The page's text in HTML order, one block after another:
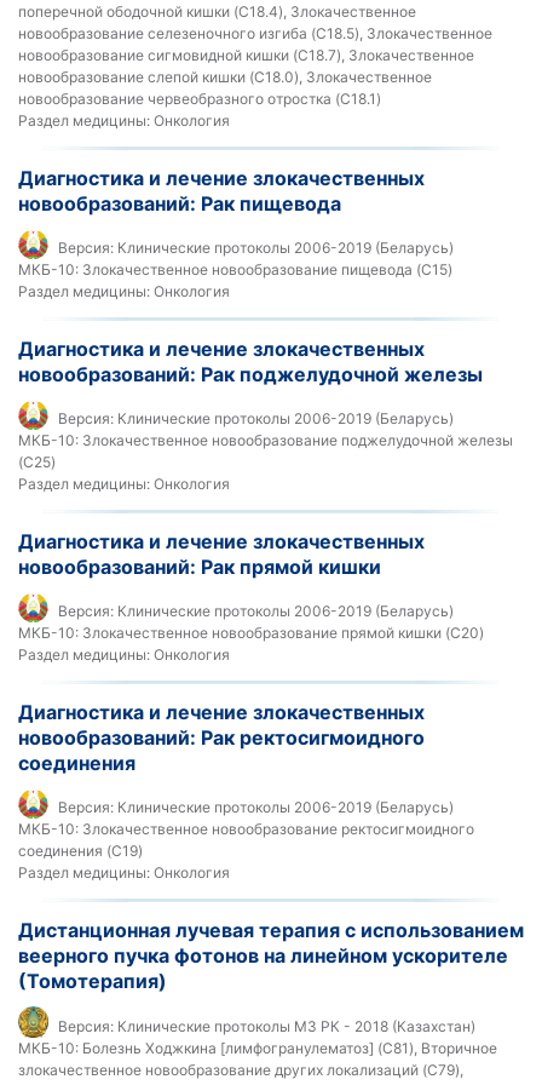
поперечной ободочной кишки (C18.4), Злокачественное
новообразование селезеночного изгиба (C18.5), Злокачественное
новообразование сигмовидной кишки (C18.7), Злокачественное
новообразование слепой кишки (C18.0), Злокачественное
новообразование червеобразного отростка (C18.1)
Раздел медицины: Онкология
Диагностика и лечение злокачественных
новообразований: Рак пищевода
Версия: Клинические протоколы 2006-2019 (Беларусь)
МКБ-10: Злокачественное новообразование пищевода (C15)
Раздел медицины: Онкология
Диагностика и лечение злокачественных
новообразований: Рак поджелудочной железы
Версия: Клинические протоколы 2006-2019 (Беларусь)
МКБ-10: Злокачественное новообразование поджелудочной железы
(C25)
Раздел медицины: Онкология
Диагностика и лечение злокачественных
новообразований: Рак прямой кишки
Версия: Клинические протоколы 2006-2019 (Беларусь)
МКБ-10: Злокачественное новообразование прямой кишки (C20)
Раздел медицины: Онкология
Диагностика и лечение злокачественных
новообразований: Рак ректосигмоидного
соединения
Версия: Клинические протоколы 2006-2019 (Беларусь)
МКБ-10: Злокачественное новообразование ректосигмоидного
соединения (C19)
Раздел медицины: Онкология
Дистанционная лучевая терапия с использованием
веерного пучка фотонов на линейном ускорителе
(Томотерапия)
Версия: Клинические протоколы МЗ РК - 2018 (Казахстан)
МКБ-10: Болезнь Ходжкина [лимфогранулематоз] (C81), Вторичное
злокачественное новообразование других локализаций (C79),